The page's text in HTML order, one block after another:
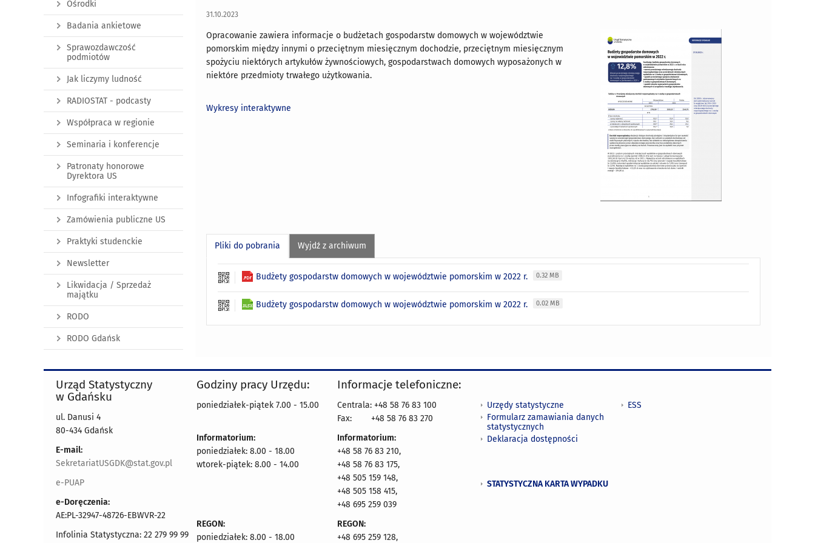
31.10.2023
Opracowanie zawiera informacje o budżetach gospodarstw domowych w województwie
pomorskim między innymi o przeciętnym miesięcznym dochodzie, przeciętnym miesięcznym
spożyciu niektórych artykułów żywnościowych, gospodarstwach domowych wyposażonych w
niektóre przedmioty trwałego użytkowania.
Wykresy interaktywne
Pliki do pobrania Wyjdź z archiwum
Budżety gospodarstw domowych w województwie pomorskim w 2022 r. 0.32 MB
Budżety gospodarstw domowych w województwie pomorskim w 2022 r. 0.02 MB
Ośrodki
Badania ankietowe
Sprawozdawczość
podmiotów
Jak liczymy ludność
RADIOSTAT - podcasty
Współpraca w regionie
Seminaria i konferencje
Patronaty honorowe
Dyrektora US
Infografiki interaktywne
Zamówienia publiczne US
Praktyki studenckie
Newsletter
Likwidacja / Sprzedaż
majątku
RODO
RODO Gdańsk
Urząd Statystyczny
w Gdańsku
ul. Danusi 4
80-434 Gdańsk
E-mail:
SekretariatUSGDK@stat.gov.pl
e-PUAP
e-Doręczenia:
AE:PL-32947-48726-EBWVR-22
Infolinia Statystyczna: 22 279 99 99
Godziny pracy Urzędu:
poniedziałek-piątek 7.00 - 15.00
Informatorium:
poniedziałek: 8.00 - 18.00
wtorek-piątek: 8.00 - 14.00
REGON:
poniedziałek: 8.00 - 18.00
Informacje telefoniczne:
Centrala: +48 58 76 83 100
Fax:
+48 58 76 83 270
Informatorium:
+48 58 76 83 210,
+48 58 76 83 175,
+48 505 159 148,
+48 505 158 415,
+48 695 259 039
REGON:
+48 695 259 128,
Urzędy statystyczne
Formularz zamawiania danych
statystycznych
Deklaracja dostępności
STATYSTYCZNA KARTA WYPADKU
ESS